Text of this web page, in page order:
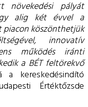
növekedési pályát
alig két évvel a
piacon köszönthetjük
innovatív
működés iránti
a BÉT feltörekvő
kereskedésindító
Értéktőzsde